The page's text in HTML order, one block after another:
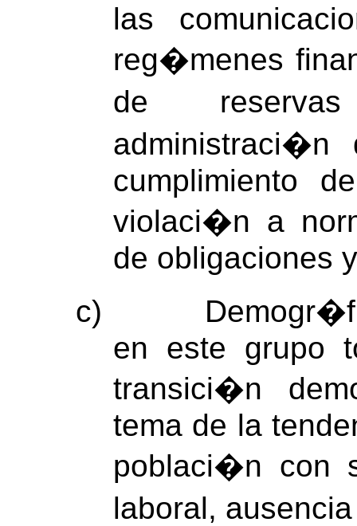
las
reg�menes
de
cumplimiento
violaci�n a
de obligaciones
c)
en este grupo
transici�n
tema de la
poblaci�n con
laboral,